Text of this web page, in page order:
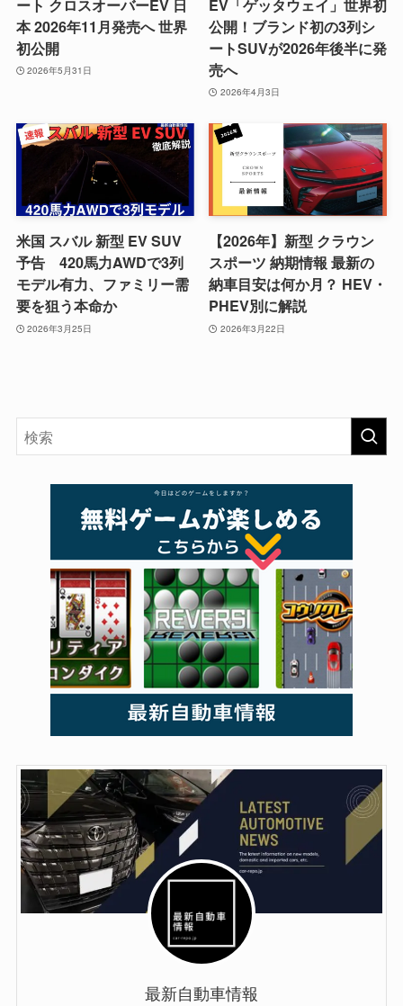
ート クロスオーバーEV 日
本 2026年11月発売へ 世界
初公開
2026年5月31日
EV「ゲッタウェイ」世界初
公開！ブランド初の3列シ
ートSUVが2026年後半に発
売へ
2026年4月3日
米国 スバル 新型 EV SUV
予告 420馬力AWDで3列
モデル有力、ファミリー需
要を狙う本命か
2026年3月25日
【2026年】新型 クラウン
スポーツ 納期情報 最新の
納車目安は何か月？ HEV・
PHEV別に解説
2026年3月22日
最新自動車情報